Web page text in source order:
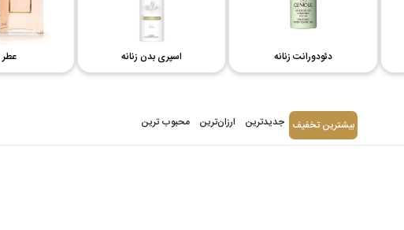
اسپری دئودورانت زنانه بادی اسپلش زنانه
بیشترین تخفیف جدیدترین ارزان‌ترین محبوب ترین